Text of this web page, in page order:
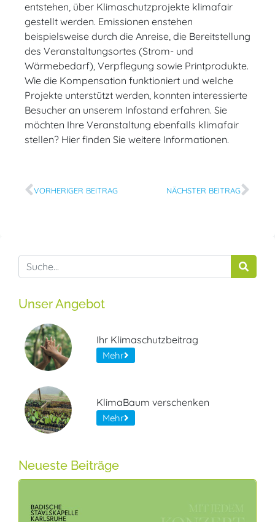
entstehen, über Klimaschutzprojekte klimafair
gestellt werden. Emissionen enstehen
beispielsweise durch die Anreise, die Bereitstellung
des Veranstaltungsortes (Strom- und
Wärmebedarf), Verpflegung sowie Printprodukte.
Wie die Kompensation funktioniert und welche
Projekte unterstützt werden, konnten interessierte
Besucher an unserem Infostand erfahren. Sie
möchten Ihre Veranstaltung ebenfalls klimafair
stellen? Hier finden Sie weitere Informationen.
VORHERIGER BEITRAG NÄCHSTER BEITRAG
Unser Angebot
Ihr Klimaschutzbeitrag
Mehr
KlimaBaum verschenken
Mehr
Neueste Beiträge